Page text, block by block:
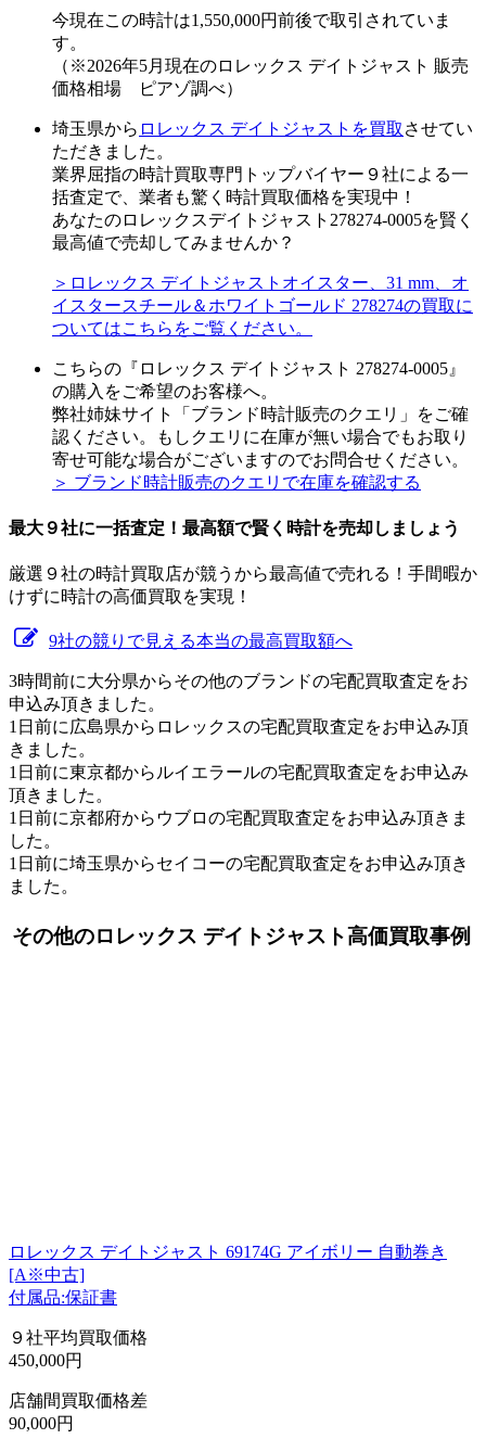
今現在この時計は1,550,000円前後で取引されていま
す。
（※2026年5月現在のロレックス デイトジャスト 販売
価格相場 ピアゾ調べ）
埼玉県から ロレックス デイトジャストを買取 させてい
ただきました。
業界屈指の時計買取専門トップバイヤー９社による一
括査定で、業者も驚く時計買取価格を実現中！
あなたのロレックスデイトジャスト278274-0005を賢く
最高値で売却してみませんか？
＞ロレックス デイトジャストオイスター、31 mm、オ
イスタースチール＆ホワイトゴールド 278274の買取に
ついてはこちらをご覧ください。
こちらの『ロレックス デイトジャスト 278274-0005』
の購入をご希望のお客様へ。
弊社姉妹サイト「ブランド時計販売のクエリ」をご確
認ください。もしクエリに在庫が無い場合でもお取り
寄せ可能な場合がございますのでお問合せください。
＞ ブランド時計販売のクエリで在庫を確認する
最大９社に一括査定！ 最高額で賢く時計を売却しましょう
厳選９社の時計買取店が競うから最高値で売れる！手間暇か
けずに時計の高価買取を実現！
9社の競りで見える本当の最高買取額へ
3時間前に大分県からその他のブランドの宅配買取査定をお
申込み頂きました。
1日前に広島県からロレックスの宅配買取査定をお申込み頂
きました。
1日前に東京都からルイエラールの宅配買取査定をお申込み
頂きました。
1日前に京都府からウブロの宅配買取査定をお申込み頂きま
した。
1日前に埼玉県からセイコーの宅配買取査定をお申込み頂き
ました。
その他のロレックス デイトジャスト高価買取事例
ロレックス デイトジャスト 69174G アイボリー 自動巻き
[A※中古]
付属品:保証書
９社平均買取価格
450,000円
店舗間買取価格差
90,000円